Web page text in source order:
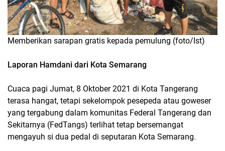
Memberikan sarapan gratis kepada pemulung (foto/Ist)
Laporan Hamdani dari Kota Semarang
Cuaca pagi Jumat, 8 Oktober 2021 di Kota Tangerang
terasa hangat, tetapi sekelompok pesepeda atau goweser
yang tergabung dalam komunitas Federal Tangerang dan
Sekitarnya (FedTangs) terlihat tetap bersemangat
mengayuh si dua pedal di seputaran Kota Semarang.